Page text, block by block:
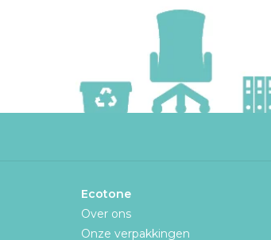
Ecotone
Over ons
Onze verpakkingen